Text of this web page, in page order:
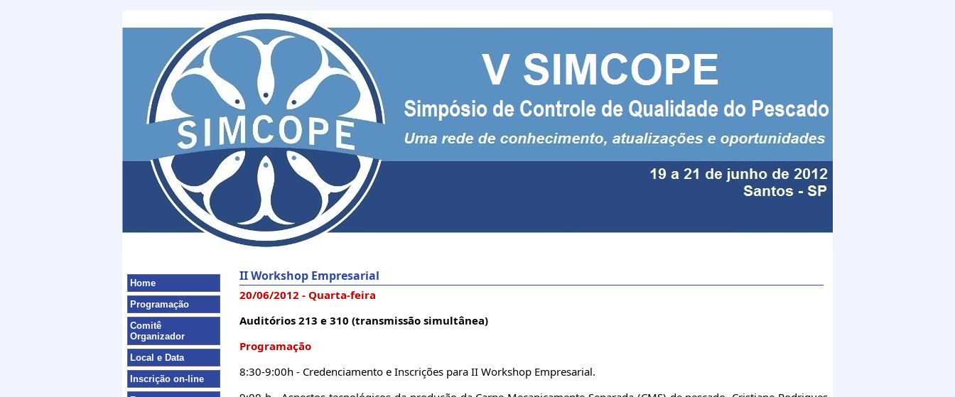
Home
Programação
Comitê
Organizador
Local e Data
Inscrição on-line
II Workshop Empresarial
20/06/2012 - Quarta-feira
Auditórios 213 e 310 (transmissão simultânea)
Programação
8:30-9:00h - Credenciamento e Inscrições para II Workshop Empresarial.